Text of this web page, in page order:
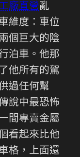
廠直營亂
維度：車位
個巨大的陰
泊車。他那
他所有的駕
過任何幫
說中最恐怖
間專賣金屬
看起來比他
格，上面還